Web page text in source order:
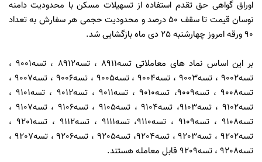
اوراق گواهی حق تقدم استفاده از تسهیلات مسکن با محدودیت دامنه
نوسان قیمت تا سقف 50 درصد و محدودیت حجمی هر سفارش به تعداد
90 ورقه امروز چهارشنبه 25 دی ماه بازگشایی شد.
بر این اساس نماد های معاملاتی تسه8911 ، تسه8912 ، تسه9001 ،
تسه9002 ، تسه9003 ، تسه9004 ، تسه9005 ، تسه9006 ، تسه9007 ،
تسه9008 ، تسه9009، تسه9010 ، تسه9011 ، تسه9012 ، تسه9101 ،
تسه9102 ، تسه9103، تسه9104 ، تسه9105 ، تسه9106 ، تسه9107 ،
تسه9108 ، تسه9109 ، تسه9110، تسه9111 ، تسه9112 ، تسه9201 ،
تسه9202 ، تسه9203 ، تسه9204، تسه9205 ، تسه9206 ، تسه9207 ،
تسه9208 ، تسه9209 قابل معامله هستند.